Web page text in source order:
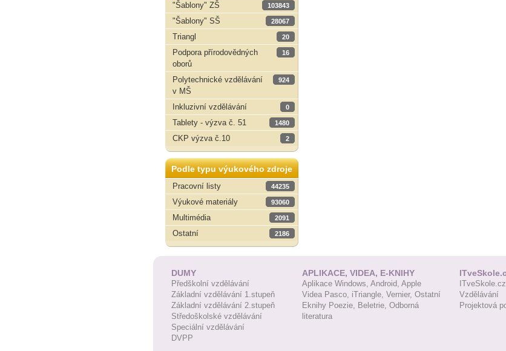
"Šablony" ZŠ
103843
"Šablony" SŠ 28067
Triangl 20
Podpora přírodovědných
oborů
16
Polytechnické vzdělávání
v MŠ
924
Inkluzivní vzdělávání 0
Tablety - výzva č. 51 1480
CKP výzva č.10 2
Podle typu výukového zdroje
Pracovní listy
44235
Výukové materiály 93060
Multimédia 2091
Ostatní 2186
DUMY
Předškolní vzdělávání
Základní vzdělávání 1.stupeň
Základní vzdělávání 2.stupeň
Středoškolské vzdělávání
Speciální vzdělávání
DVPP
APLIKACE, VIDEA, E-KNIHY
Aplikace Windows, Android, Apple
Videa Pasco, iTriangle, Vernier, Ostatní
Eknihy Poezie, Beletrie, Odborná
literatura
ITveSkole.cz
Vzdělávání
Projektová